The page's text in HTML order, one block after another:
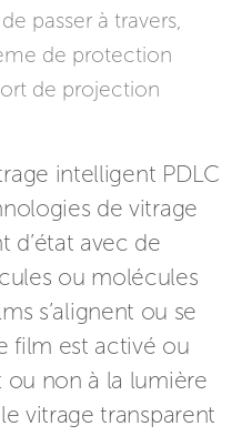
passer à travers,
de protection
de projection
intelligent PDLC
de vitrage
d’état avec de
ou molécules
s’alignent ou se
film est activé ou
non à la lumière
vitrage transparent